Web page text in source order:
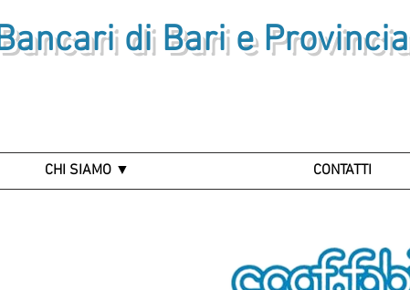
di Bari e Provincia
CHI SIAMO ▼ CONTATTI